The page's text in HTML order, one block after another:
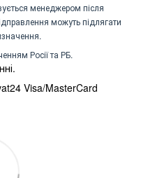
менеджером після
можуть підлягати
Росії та РБ.
Visa/MasterCard